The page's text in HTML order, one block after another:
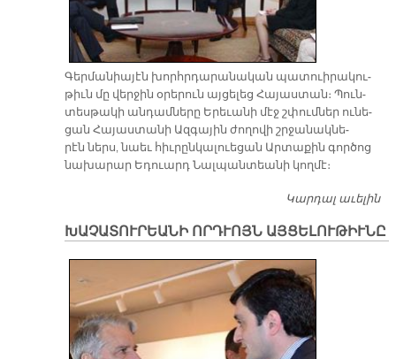
Գեր­մա­նիա­յէն խորհր­դա­րա­նա­կան պա­տուի­րա­կու­
թիւն մը վեր­ջին օ­րե­րուն այ­ցե­լեց Հա­յաս­տան։ Պուն­
տես­թա­կի ան­դամ­նե­րը Ե­րե­ւա­նի մէջ շփում­ներ ու­նե­
ցան Հա­յաս­տա­նի Ազ­գա­յին ժո­ղո­վի շրջա­նակ­նե­
րէն ներս, նաեւ հիւ­րըն­կա­լուե­ցան Ար­տա­քին գոր­ծոց
նա­խա­րար Ե­դուարդ Նալ­պան­տեա­նի կող­մէ։
Կարդալ աւելին
ԽԱՉԱՏՈՒՐԵԱՆԻ ՈՐԴՒՈՅՆ ԱՅՑԵԼՈՒԹԻՒՆԸ